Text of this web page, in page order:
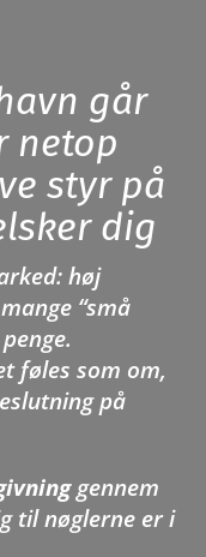
går
netop
styr på
dig
høj
“små
føles som om,
på
gennem
til nøglerne er i